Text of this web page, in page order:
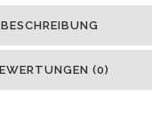
BESCHREIBUNG
(0)